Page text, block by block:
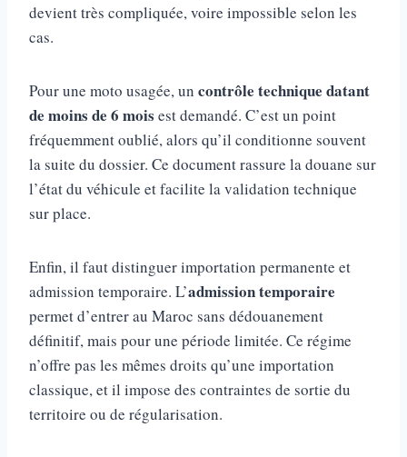
devient très compliquée, voire impossible selon les
cas.
Pour une moto usagée, un contrôle technique datant
de moins de 6 mois est demandé. C’est un point
fréquemment oublié, alors qu’il conditionne souvent
la suite du dossier. Ce document rassure la douane sur
l’état du véhicule et facilite la validation technique
sur place.
Enfin, il faut distinguer importation permanente et
admission temporaire. L’admission temporaire
permet d’entrer au Maroc sans dédouanement
définitif, mais pour une période limitée. Ce régime
n’offre pas les mêmes droits qu’une importation
classique, et il impose des contraintes de sortie du
territoire ou de régularisation.